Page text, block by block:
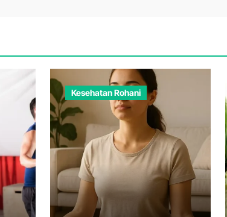
Kesehatan Rohani